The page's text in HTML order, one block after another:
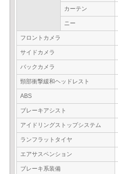
カーテン
ニー
フロントカメラ
サイドカメラ
バックカメラ
頸部衝撃緩和ヘッドレスト
ABS
ブレーキアシスト
アイドリングストップシステム
ランフラットタイヤ
エアサスペンション
ブレーキ系装備